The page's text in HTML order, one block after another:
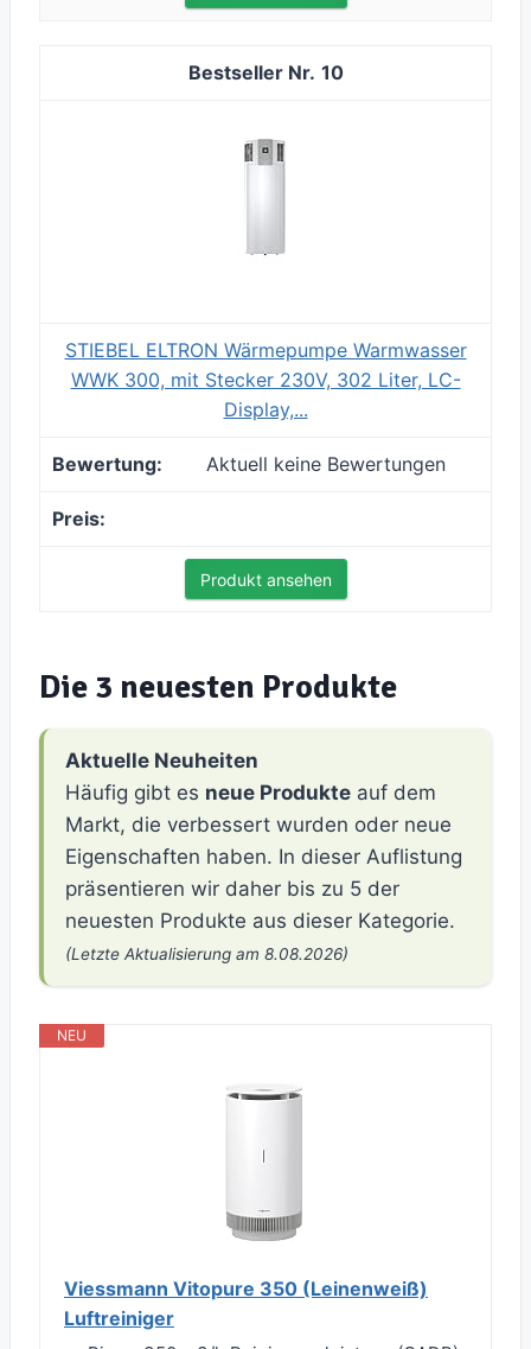
10
STIEBEL ELTRON Wärmepumpe Warmwasser
WWK 300, mit Stecker 230V, 302 Liter, LC-
Display,...
Aktuell keine Bewertungen
Produkt ansehen
Die 3 neuesten Produkte
Aktuelle Neuheiten
Häufig gibt es neue Produkte auf dem
Markt, die verbessert wurden oder neue
Eigenschaften haben. In dieser Auflistung
präsentieren wir daher bis zu 5 der
neuesten Produkte aus dieser Kategorie.
(Letzte Aktualisierung am 8.08.2026)
NEU
Viessmann Vitopure 350 (Leinenweiß)
Luftreiniger